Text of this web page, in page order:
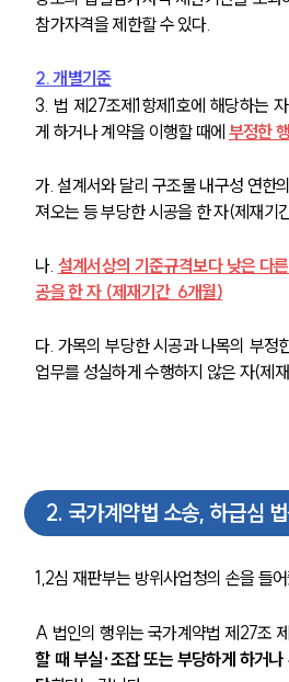
참가자격을 제한할 수 있다.
2. 개별기준
3. 법 제27조제1항제1호에 해당하는
게 하거나 계약을 이행할 때에 부정한
가. 설계서와 달리 구조물 내구성 연한
져오는 등 부당한 시공을 한 자(제재기
나. 설계서상의 기준규격보다 낮은 다
공을 한 자 (제재기간  6개월)
다. 가목의 부당한 시공과 나목의 부정
업무를 성실하게 수행하지 않은 자(제
2. 국가계약법 소송, 하급심
1,2심 재판부는 방위사업청의 손을 들
A 법인의 행위는 국가계약법 제27조
할 때 부실·조잡 또는 부당하게 하거나